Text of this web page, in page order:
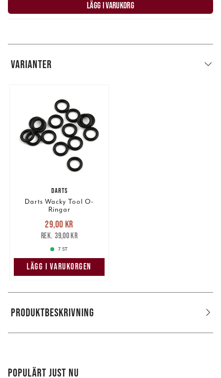
LÄGG I VARUKORG
VARIANTER
DARTS
Darts Wacky Tool O-
Ringar
Nuvarande pris
29,00 krTidigare pris
39,00 kr
29,00 kr
39,00 kr
7 ST
LÄGG I VARUKORGEN
PRODUKTBESKRIVNING
POPULÄRT JUST NU